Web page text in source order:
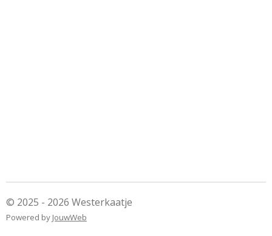
© 2025 - 2026 Westerkaatje
Powered by JouwWeb